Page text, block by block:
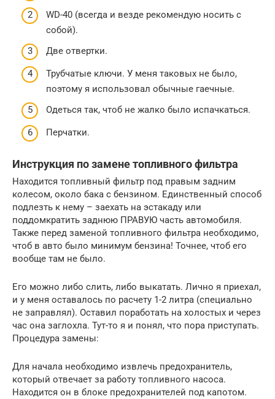
WD-40 (всегда и везде рекомендую носить с
собой).
Две отвертки.
Трубчатые ключи. У меня таковых не было,
поэтому я использовал обычные гаечные.
Одеться так, чтоб не жалко было испачкаться.
Перчатки.
Инструкция по замене топливного фильтра
Находится топливный фильтр под правым задним
колесом, около бака с бензином. Единственный способ
подлезть к нему – заехать на эстакаду или
поддомкратить заднюю ПРАВУЮ часть автомобиля.
Также перед заменой топливного фильтра необходимо,
чтоб в авто было минимум бензина! Точнее, чтоб его
вообще там не было.
Его можно либо слить, либо выкатать. Лично я приехал,
и у меня оставалось по расчету 1-2 литра (специально
не заправлял). Оставил поработать на холостых и через
час она заглохла. Тут-то я и понял, что пора приступать.
Процедура замены:
Для начала необходимо извлечь предохранитель,
который отвечает за работу топливного насоса.
Находится он в блоке предохранителей под капотом.